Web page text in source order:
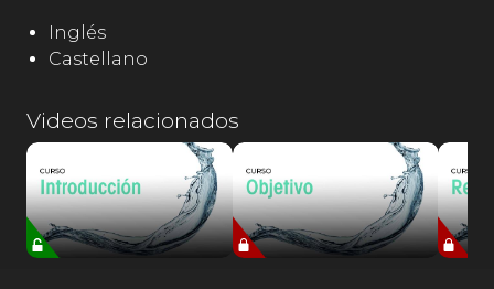
Inglés
Castellano
Videos relacionados